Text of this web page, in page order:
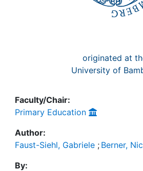
originated at
University of
Faculty/Chair:
Primary Education
Author:
Faust-Siehl, Gabriele ; Berner,
By: